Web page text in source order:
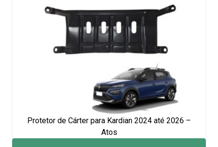
Protetor de Cárter para Kardian 2024 até 2026 –
Atos